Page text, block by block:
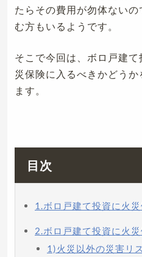
たらその費用が勿体ない
む方もいるようです。
そこで今回は、ボロ戸建
災保険に入るべきかどう
ます。
目次
1.ボロ戸建て投資に火災
2.ボロ戸建て投資に火
1)火災以外の災害リ